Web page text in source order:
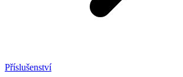
Příslušenství